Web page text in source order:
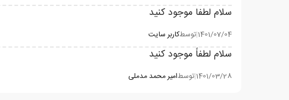
سلام لطفا موجود کنید
1401/07/04
|توسطکاربر سایت
سلام لطفاً موجود کنید
1401/03/28
|توسطامیر محمد مدملی